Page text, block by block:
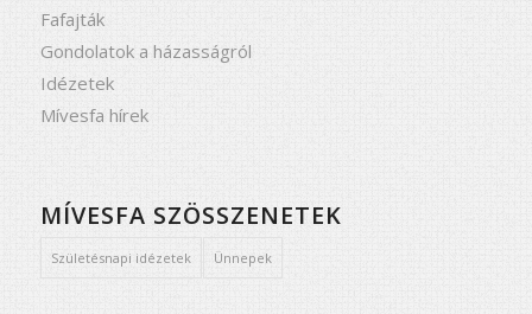
Fafajták
Gondolatok a házasságról
Idézetek
Mívesfa hírek
MÍVESFA SZÖSSZENETEK
Születésnapi idézetek Ünnepek